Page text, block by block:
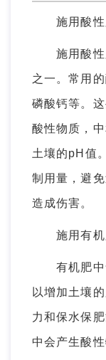
施用酸性
施用酸性
之一。常用
磷酸钙等。
酸性物质，
土壤的pH值
制用量，避
造成伤害。
施用有机
有机肥中
以增加土壤
力和保水保
中会产生酸